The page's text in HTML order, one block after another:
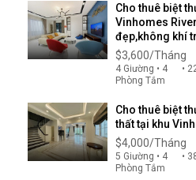
Cho thuê biệt
Vinhomes
đẹp,không khí
$3,600/Tháng
4 Giường • 4
Phòng Tắm
•
Cho thuê biệt
thất tại khu
$4,000/Tháng
5 Giường • 4
Phòng Tắm
•